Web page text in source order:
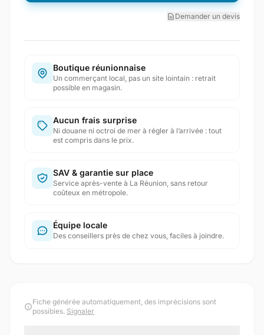
Demander un devis
Boutique réunionnaise
Un commerçant local, pas un site lointain : retrait
possible en magasin.
Aucun frais surprise
Ni douane ni octroi de mer à régler à l’arrivée : tout
est compris dans le prix.
SAV & garantie sur place
Service après-vente à La Réunion, sans retour
coûteux en métropole.
Équipe locale
Des conseillers près de chez vous, faciles à joindre.
Fiche générée automatiquement, des imprécisions sont
possibles. Signaler